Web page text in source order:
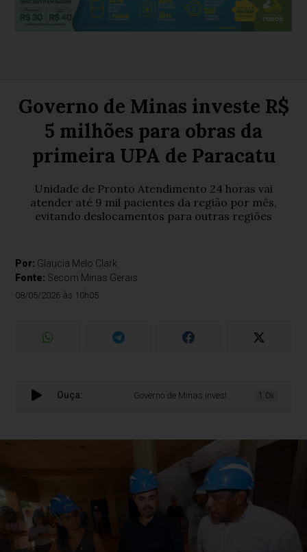
Governo de Minas investe R$
5 milhões para obras da
primeira UPA de Paracatu
Unidade de Pronto Atendimento 24 horas vai
atender até 9 mil pacientes da região por mês,
evitando deslocamentos para outras regiões
Por: Glaucia Melo Clark
Fonte: Secom Minas Gerais
08/05/2026 às 10h05
Ouça: Governo de Minas investe R$ 5 milhões para
1.0x